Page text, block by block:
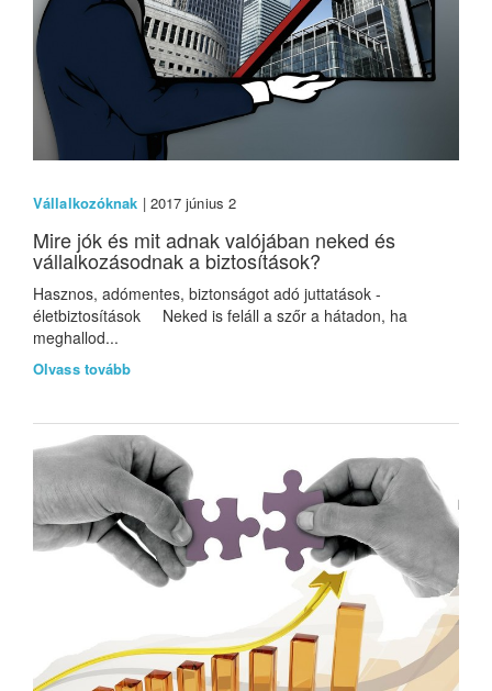
Vállalkozóknak | 2017 június 2
Mire jók és mit adnak valójában neked és
vállalkozásodnak a biztosítások?
Hasznos, adómentes, biztonságot adó juttatások -
életbiztosítások Neked is feláll a szőr a hátadon, ha
meghallod...
Olvass tovább